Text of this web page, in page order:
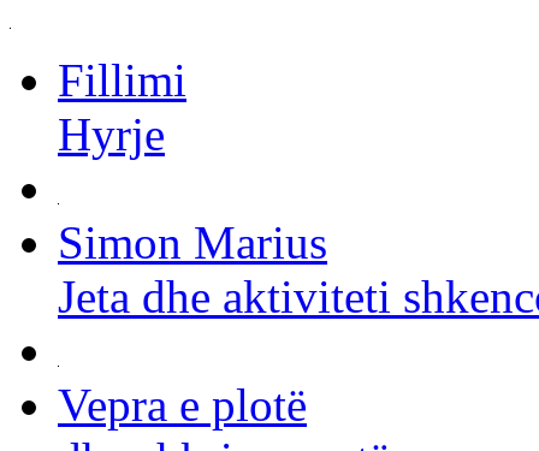
Fillimi
Hyrje
Simon Marius
Jeta dhe aktiviteti
Vepra e plotë